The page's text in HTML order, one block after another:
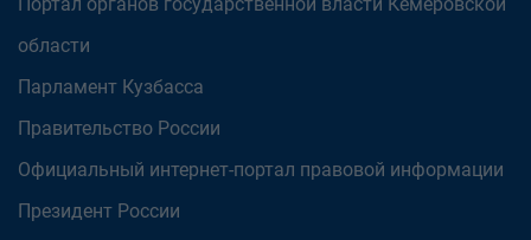
области
Парламент Кузбасса
Правительство России
Официальный интернет-портал правовой информации
Президент России